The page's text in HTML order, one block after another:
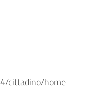
cittadino/home